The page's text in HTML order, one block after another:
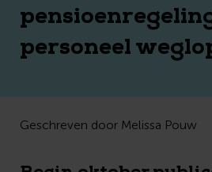
personeel
Geschreven door Melissa Pouw